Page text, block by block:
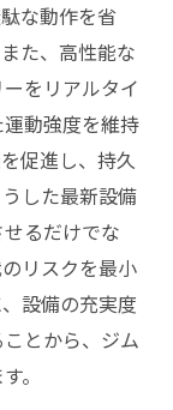
な動作を省
た、高性能な
をリアルタイ
動強度を維持
促進し、持久
した最新設備
るだけでな
リスクを最小
設備の充実度
とから、ジム
。